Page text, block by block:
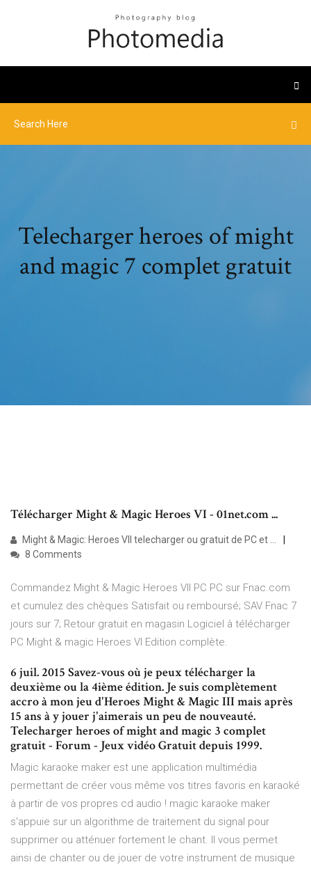
Telecharger heroes of might
and magic 7 complet gratuit
Télécharger Might & Magic Heroes VI - 01net.com ...
Might & Magic: Heroes VII telecharger ou gratuit de PC et ...
8 Comments
Commandez Might & Magic Heroes VII PC PC sur Fnac.com
et cumulez des chèques Satisfait ou remboursé; SAV Fnac 7
jours sur 7; Retour gratuit en magasin Logiciel à télécharger
PC Might & magic Heroes VI Edition complète.
6 juil. 2015 Savez-vous où je peux télécharger la
deuxième ou la 4ième édition. Je suis complètement
accro à mon jeu d'Heroes Might & Magic III mais après
15 ans à y jouer j'aimerais un peu de nouveauté.
Telecharger heroes of might and magic 3 complet
gratuit - Forum - Jeux vidéo Gratuit depuis 1999.
Magic karaoke maker est une application multimédia
permettant de créer vous même vos titres favoris en karaoké
à partir de vos propres cd audio ! magic karaoke maker
s'appuie sur un algorithme de traitement du signal pour
supprimer ou atténuer fortement le chant. Il vous permet
ainsi de chanter ou de jouer de votre instrument de musique